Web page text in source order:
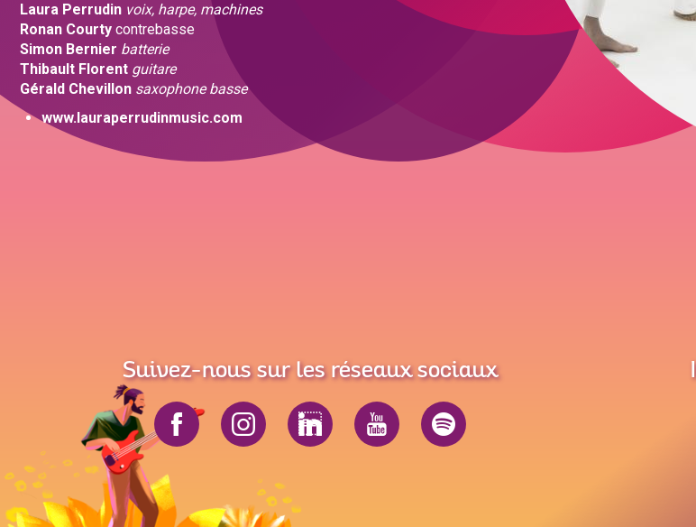
Laura Perrudin voix, harpe, machines
Ronan Courty contrebasse
Simon Bernier batterie
Thibault Florent guitare
Gérald Chevillon saxophone basse
www.lauraperrudinmusic.com
Suivez-nous sur les réseaux sociaux